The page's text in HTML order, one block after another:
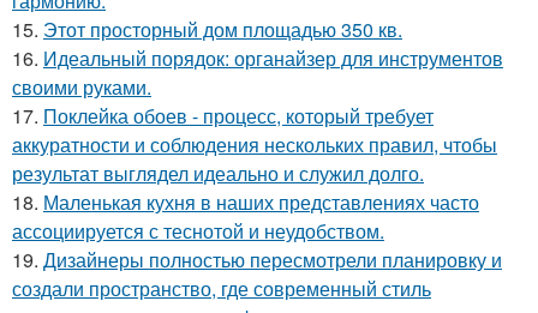
15. Этот просторный дом площадью 350 кв.
16. Идеальный порядок: органайзер для инструментов
своими руками.
17. Поклейка обоев - процесс, который требует
аккуратности и соблюдения нескольких правил, чтобы
результат выглядел идеально и служил долго.
18. Маленькая кухня в наших представлениях часто
ассоциируется с теснотой и неудобством.
19. Дизайнеры полностью пересмотрели планировку и
создали пространство, где современный стиль